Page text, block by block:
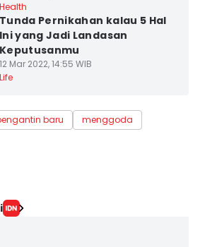
Health
Tunda Pernikahan kalau 5 Hal
Ini yang Jadi Landasan
Keputusanmu
12 Mar 2022, 14:55 WIB
Life
baru
menggoda